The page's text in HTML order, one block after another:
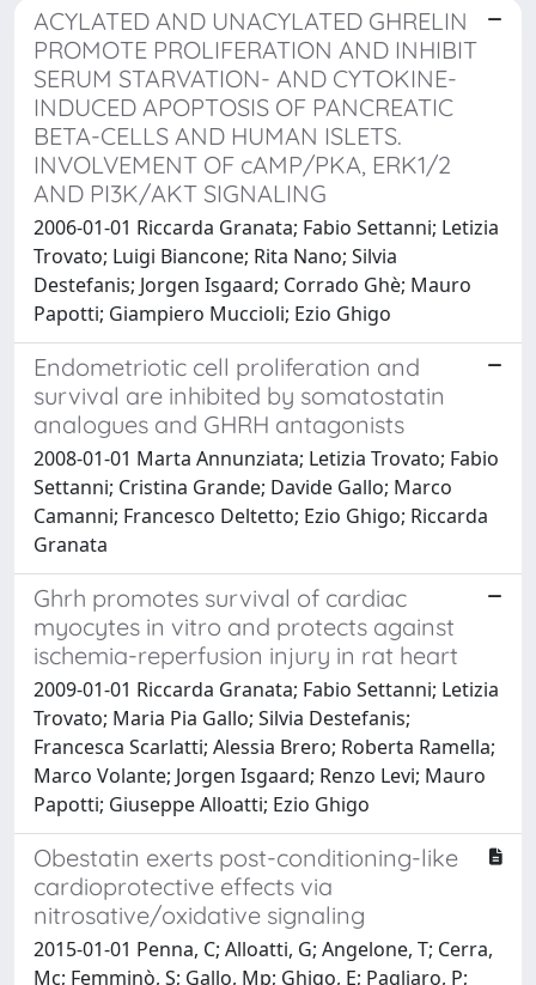
ACYLATED AND UNACYLATED GHRELIN
PROMOTE PROLIFERATION AND INHIBIT
SERUM STARVATION- AND CYTOKINE-
INDUCED APOPTOSIS OF PANCREATIC
BETA-CELLS AND HUMAN ISLETS.
INVOLVEMENT OF cAMP/PKA, ERK1/2
AND PI3K/AKT SIGNALING
2006-01-01 Riccarda Granata; Fabio Settanni; Letizia
Trovato; Luigi Biancone; Rita Nano; Silvia
Destefanis; Jorgen Isgaard; Corrado Ghè; Mauro
Papotti; Giampiero Muccioli; Ezio Ghigo
Endometriotic cell proliferation and
survival are inhibited by somatostatin
analogues and GHRH antagonists
2008-01-01 Marta Annunziata; Letizia Trovato; Fabio
Settanni; Cristina Grande; Davide Gallo; Marco
Camanni; Francesco Deltetto; Ezio Ghigo; Riccarda
Granata
Ghrh promotes survival of cardiac
myocytes in vitro and protects against
ischemia-reperfusion injury in rat heart
2009-01-01 Riccarda Granata; Fabio Settanni; Letizia
Trovato; Maria Pia Gallo; Silvia Destefanis;
Francesca Scarlatti; Alessia Brero; Roberta Ramella;
Marco Volante; Jorgen Isgaard; Renzo Levi; Mauro
Papotti; Giuseppe Alloatti; Ezio Ghigo
Obestatin exerts post-conditioning-like
cardioprotective effects via
nitrosative/oxidative signaling
2015-01-01 Penna, C; Alloatti, G; Angelone, T; Cerra,
Mc; Femminò, S; Gallo, Mp; Ghigo, E; Pagliaro, P;